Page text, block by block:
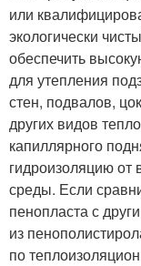
или
экологически
обеспечить
для утепления
стен, подвалов,
других видов
капиллярного
гидроизоляцию от
среды. Если
пенопласта с
из
по